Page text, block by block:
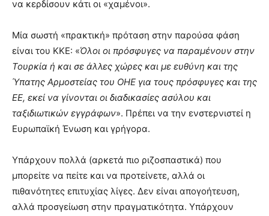
να κερδίσουν κάτι οι «χαμένοι».
Μία σωστή «πρακτική» πρόταση στην παρούσα φάση
είναι του ΚΚΕ: «Όλοι οι πρόσφυγες να παραμένουν στην
Τουρκία ή και σε άλλες χώρες και με ευθύνη και της
Ύπατης Αρμοστείας του ΟΗΕ για τους πρόσφυγες και της
ΕΕ, εκεί να γίνονται οι διαδικασίες ασύλου και
ταξιδιωτικών εγγράφων». Πρέπει να την ενστερνιστεί η
Ευρωπαϊκή Ένωση και γρήγορα.
Υπάρχουν πολλά (αρκετά πιο ριζοσπαστικά) που
μπορείτε να πείτε και να προτείνετε, αλλά οι
πιθανότητες επιτυχίας λίγες. Δεν είναι απογοήτευση,
αλλά προσγείωση στην πραγματικότητα. Υπάρχουν